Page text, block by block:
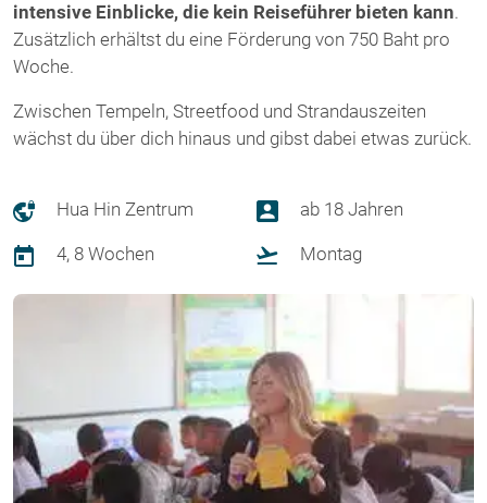
intensive Einblicke, die kein Reiseführer bieten kann.
Zusätzlich erhältst du eine Förderung von 750 Baht pro
Woche.
Zwischen Tempeln, Streetfood und Strandauszeiten
wächst du über dich hinaus und gibst dabei etwas zurück.
Hua Hin Zentrum ab 18 Jahren
4, 8 Wochen Montag